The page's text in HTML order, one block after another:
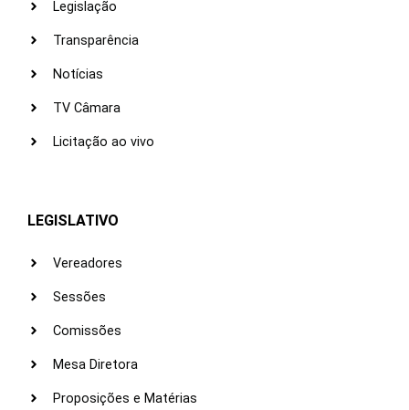
Legislação
Transparência
Notícias
TV Câmara
Licitação ao vivo
LEGISLATIVO
Vereadores
Sessões
Comissões
Mesa Diretora
Proposições e Matérias